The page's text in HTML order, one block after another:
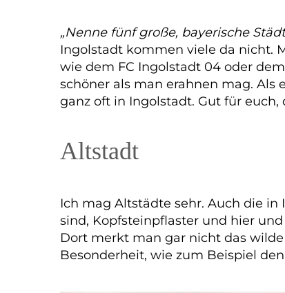
„Nenne fünf große, bayerische
Ingolstadt kommen viele da nicht.
wie dem FC Ingolstadt 04 oder
schöner als man erahnen mag.
ganz oft in Ingolstadt. Gut für
Altstadt
Ich mag Altstädte sehr. Auch die
sind, Kopfsteinpflaster und hier
Dort merkt man gar nicht das
Besonderheit, wie zum Beispiel